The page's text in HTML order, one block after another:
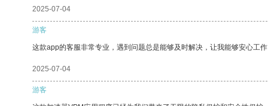
2025-07-04
游客
这款app的客服非常专业，遇到问题总是能够及时解决，让我能够安心工
2025-07-04
游客